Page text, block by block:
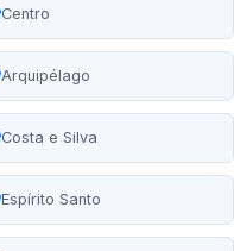
Centro
Arquipélago
Costa e Silva
Espírito Santo